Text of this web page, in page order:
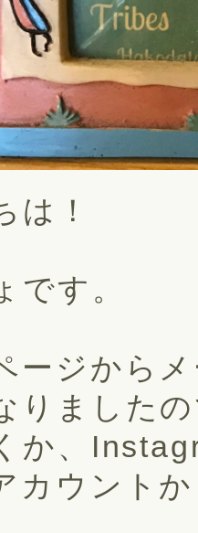
は！
です。
ージから
りました
か、
カウント